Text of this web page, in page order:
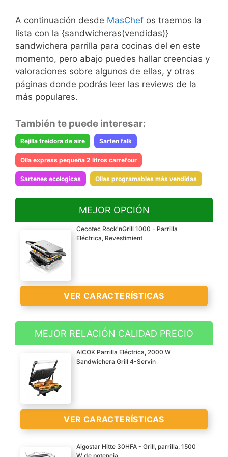
A continuación desde MasChef os traemos la
lista con la {sandwicheras(vendidas)}
sandwichera parrilla para cocinas del en este
momento, pero abajo puedes hallar creencias y
valoraciones sobre algunos de ellas, y otras
páginas donde podrás leer las reviews de la
más populares.
También te puede interesar:
Rejilla freidora de aire Sarten falk
Olla express pequeña 2 litros carrefour
Sartenes ecologicas Ollas programables más vendidas
MEJOR OPCIÓN
Cecotec Rock'nGrill 1000 - Parrilla
Eléctrica, Revestimient
VER CARACTERÍSTICAS
Parrilla eléctrica Contact
Grill con 1000 W de
potencia y con cajetín
recogegrasas para
mejorar el uso y la
limpieza
Revestimiento de piedra
la máxima antiadherencia
MEJOR RELACIÓN CALIDAD PRECIO
AICOK Parrilla Eléctrica, 2000 W
Sandwichera Grill 4-Servin
VER CARACTERÍSTICAS
Aigostar Hitte 30HFA - Grill, parrilla, 1500
W de potencia,